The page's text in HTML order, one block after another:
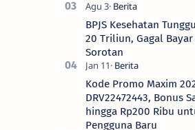
BPJS Kesehatan
20 Triliun, Gagal Bayar
Sorotan
Kode Promo Maxim
DRV22472443, Bonus
hingga Rp200 Ribu
Pengguna Baru